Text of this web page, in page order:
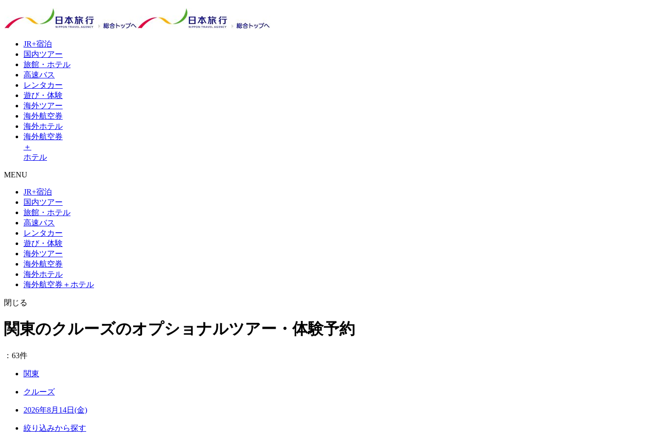
JR+宿泊
国内ツアー
旅館・ ホテル
高速バス
レンタ カー
遊び・ 体験
海外ツアー
海外航空券
海外ホテル
海外航空券
＋
ホテル
MENU
JR+宿泊
国内ツアー
旅館・ホテル
高速バス
レンタカー
遊び・体験
海外ツアー
海外航空券
海外ホテル
海外航空券＋ホテル
閉じる
関東のクルーズのオプショナルツアー・体験予約
：63件
関東
クルーズ
2026年8月14日(金)
絞り込みから探す